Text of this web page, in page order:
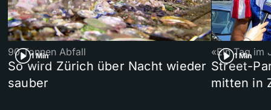
1 Min
90 Tonnen Abfall
So wird Zürich über Nacht wieder
sauber
1 Min
«Ein Tag im
Street-
mitten in